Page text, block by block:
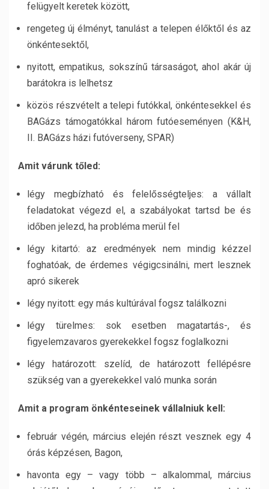
felügyelt keretek között,
rengeteg új élményt, tanulást a telepen élőktől és az
önkéntesektől,
nyitott, empatikus, sokszínű társaságot, ahol akár új
barátokra is lelhetsz
közös részvételt a telepi futókkal, önkéntesekkel és
BAGázs támogatókkal három futóeseményen (K&H,
II. BAGázs házi futóverseny, SPAR)
Amit várunk tőled:
légy megbízható és felelősségteljes: a vállalt
feladatokat végezd el, a szabályokat tartsd be és
időben jelezd, ha probléma merül fel
légy kitartó: az eredmények nem mindig kézzel
foghatóak, de érdemes végigcsinálni, mert lesznek
apró sikerek
légy nyitott: egy más kultúrával fogsz találkozni
légy türelmes: sok esetben magatartás-, és
figyelemzavaros gyerekekkel fogsz foglalkozni
légy határozott: szelíd, de határozott fellépésre
szükség van a gyerekekkel való munka során
Amit a program önkénteseinek vállalniuk kell:
február végén, március elején részt vesznek egy 4
órás képzésen, Bagon,
havonta egy – vagy több – alkalommal, március